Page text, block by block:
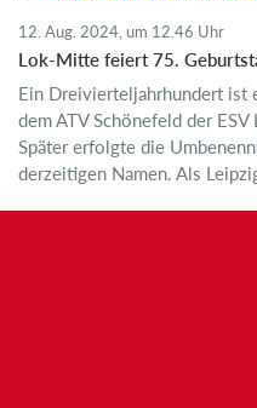
12. Aug. 2024, um 12.46 Uhr
Lok-Mitte feiert 75.
Ein Dreivierteljahrhundert ist
dem ATV Schönefeld der
Später erfolgte die
derzeitigen Namen. Als